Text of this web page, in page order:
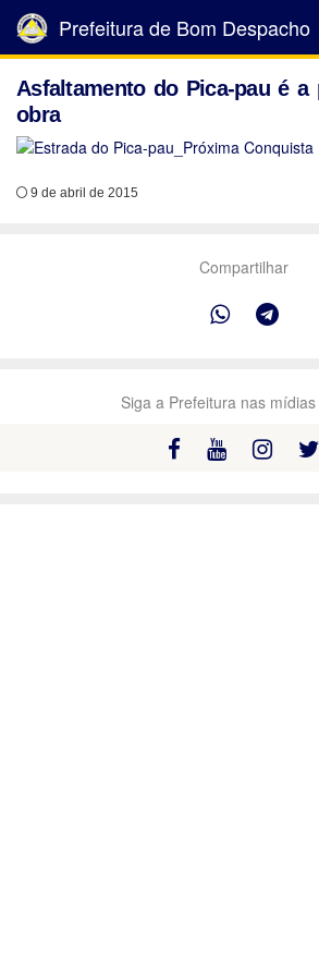
Prefeitura de Bom Despacho
Asfaltamento do Pica-pau é a
obra
9 de abril de 2015
Compartilhar
Siga a Prefeitura nas